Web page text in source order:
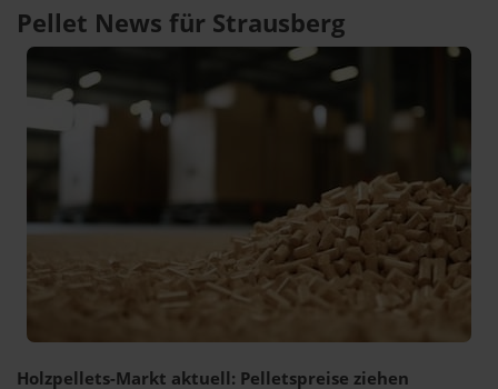
Pellet News für Strausberg
Holzpellets-Markt aktuell: Pelletspreise ziehen